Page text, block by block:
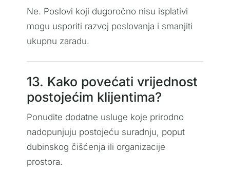
Ne. Poslovi koji dugoročno nisu isplativi
mogu usporiti razvoj poslovanja i smanjiti
ukupnu zaradu.
13. Kako povećati vrijednost
postojećim klijentima?
Ponudite dodatne usluge koje prirodno
nadopunjuju postojeću suradnju, poput
dubinskog čišćenja ili organizacije
prostora.